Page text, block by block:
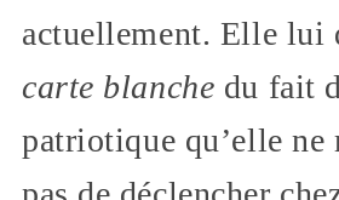
actuellement. Elle lui
carte blanche du fait
patriotique qu’elle ne